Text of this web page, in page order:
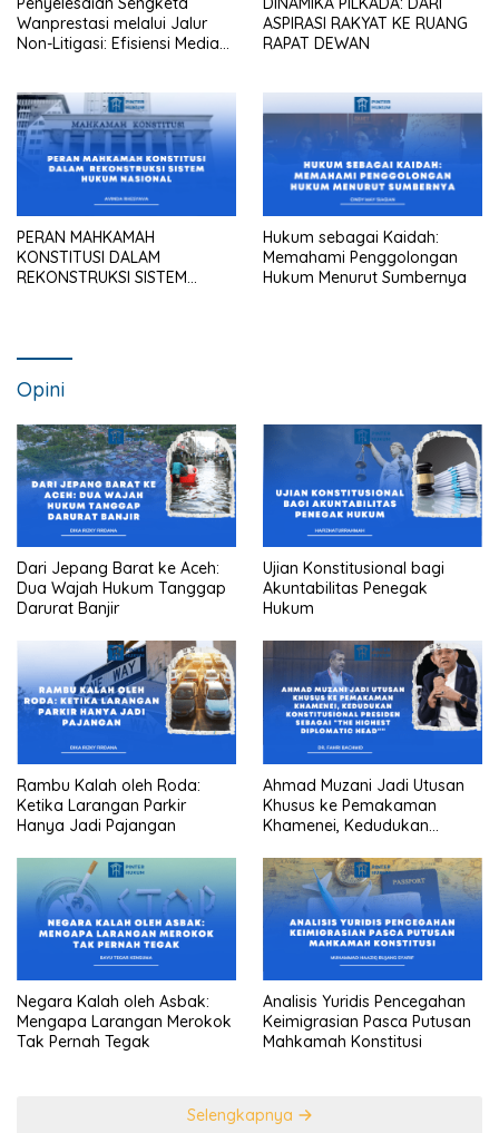
Wanprestasi melalui Jalur
Non-Litigasi: Efisiensi Mediasi
ASPIRASI RAKYAT KE RUANG
RAPAT DEWAN
PERAN MAHKAMAH
KONSTITUSI DALAM
REKONSTRUKSI SISTEM
Hukum sebagai Kaidah:
Memahami Penggolongan
Hukum Menurut Sumbernya
Opini
Dari Jepang Barat ke Aceh:
Dua Wajah Hukum Tanggap
Darurat Banjir
Ujian Konstitusional bagi
Akuntabilitas Penegak
Hukum
Rambu Kalah oleh Roda:
Ketika Larangan Parkir
Hanya Jadi Pajangan
Ahmad Muzani Jadi Utusan
Khusus ke Pemakaman
Khamenei, Kedudukan
sebagai “the highest
diplomatic head””
Negara Kalah oleh Asbak:
Mengapa Larangan Merokok
Tak Pernah Tegak
Analisis Yuridis Pencegahan
Keimigrasian Pasca Putusan
Mahkamah Konstitusi
Selengkapnya